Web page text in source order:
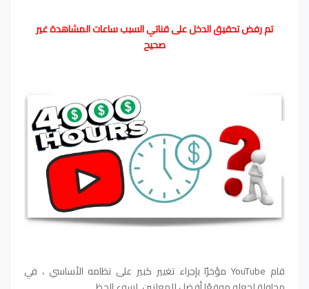
تم رفض تحقيق الدخل على قناتي السبب ساعات المشاهدة غير
صحيح
قام YouTube مؤخرًا بإجراء تغيير كبير على نظامه الأساسي ، في